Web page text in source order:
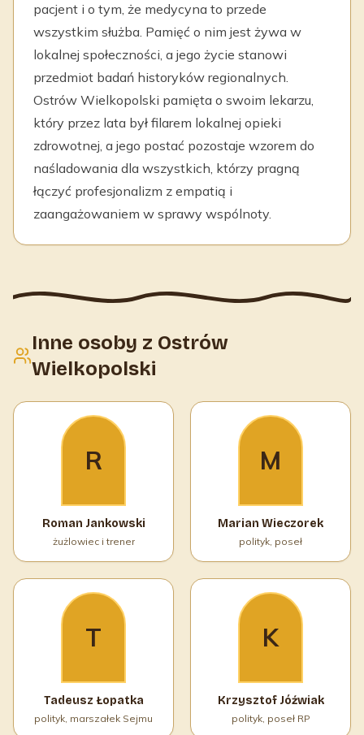
pacjent i o tym, że medycyna to przede
wszystkim służba. Pamięć o nim jest żywa w
lokalnej społeczności, a jego życie stanowi
przedmiot badań historyków regionalnych.
Ostrów Wielkopolski pamięta o swoim lekarzu,
który przez lata był filarem lokalnej opieki
zdrowotnej, a jego postać pozostaje wzorem do
naśladowania dla wszystkich, którzy pragną
łączyć profesjonalizm z empatią i
zaangażowaniem w sprawy wspólnoty.
Inne osoby z Ostrów
Wielkopolski
R
Roman Jankowski
żużlowiec i trener
M
Marian Wieczorek
polityk, poseł
T
Tadeusz Łopatka
polityk, marszałek Sejmu
K
Krzysztof Jóźwiak
polityk, poseł RP